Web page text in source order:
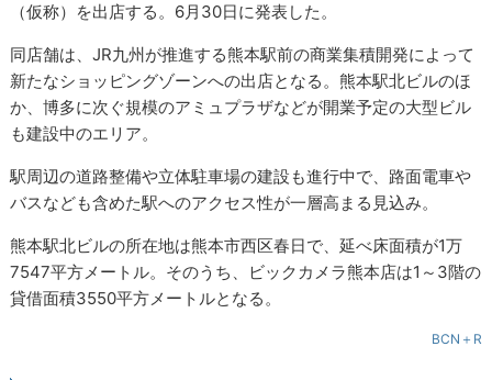
（仮称）を出店する。6月30日に発表した。
同店舗は、JR九州が推進する熊本駅前の商業集積開発によって
新たなショッピングゾーンへの出店となる。熊本駅北ビルのほ
か、博多に次ぐ規模のアミュプラザなどが開業予定の大型ビル
も建設中のエリア。
駅周辺の道路整備や立体駐車場の建設も進行中で、路面電車や
バスなども含めた駅へのアクセス性が一層高まる見込み。
熊本駅北ビルの所在地は熊本市西区春日で、延べ床面積が1万
7547平方メートル。そのうち、ビックカメラ熊本店は1～3階の
貸借面積3550平方メートルとなる。
BCN＋R